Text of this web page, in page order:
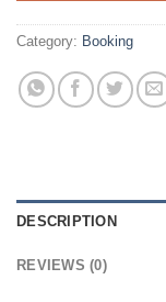
Category: Booking
DESCRIPTION
REVIEWS (0)